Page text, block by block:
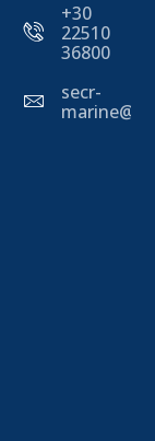
+30
22510
36800
secr-